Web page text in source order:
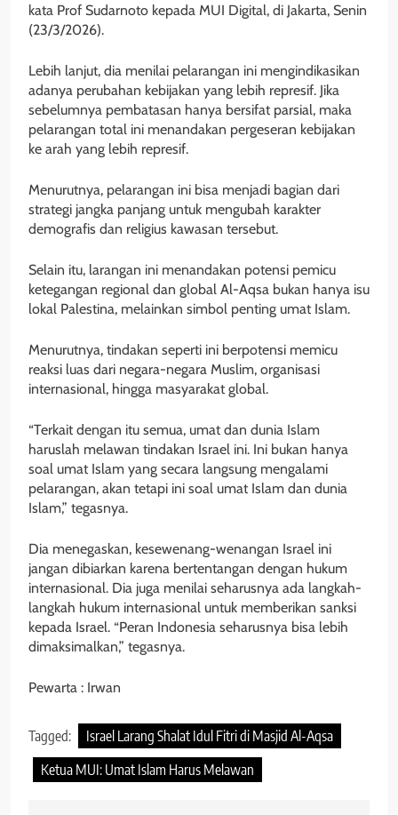
kata Prof Sudarnoto kepada MUI Digital, di Jakarta, Senin
(23/3/2026).
Lebih lanjut, dia menilai pelarangan ini mengindikasikan
adanya perubahan kebijakan yang lebih represif. Jika
sebelumnya pembatasan hanya bersifat parsial, maka
pelarangan total ini menandakan pergeseran kebijakan
ke arah yang lebih represif.
Menurutnya, pelarangan ini bisa menjadi bagian dari
strategi jangka panjang untuk mengubah karakter
demografis dan religius kawasan tersebut.
Selain itu, larangan ini menandakan potensi pemicu
ketegangan regional dan global Al-Aqsa bukan hanya isu
lokal Palestina, melainkan simbol penting umat Islam.
Menurutnya, tindakan seperti ini berpotensi memicu
reaksi luas dari negara-negara Muslim, organisasi
internasional, hingga masyarakat global.
“Terkait dengan itu semua, umat dan dunia Islam
haruslah melawan tindakan Israel ini. Ini bukan hanya
soal umat Islam yang secara langsung mengalami
pelarangan, akan tetapi ini soal umat Islam dan dunia
Islam,” tegasnya.
Dia menegaskan, kesewenang-wenangan Israel ini
jangan dibiarkan karena bertentangan dengan hukum
internasional. Dia juga menilai seharusnya ada langkah-
langkah hukum internasional untuk memberikan sanksi
kepada Israel. “Peran Indonesia seharusnya bisa lebih
dimaksimalkan,” tegasnya.
Pewarta : Irwan
Tagged:
Israel Larang Shalat Idul Fitri di Masjid Al-Aqsa
Ketua MUI: Umat Islam Harus Melawan